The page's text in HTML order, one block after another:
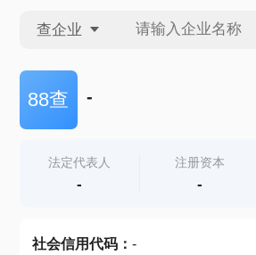
查企业
查企业
查产地
88查 -
法定代表人
-
注册资本
-
社会信用代码： -